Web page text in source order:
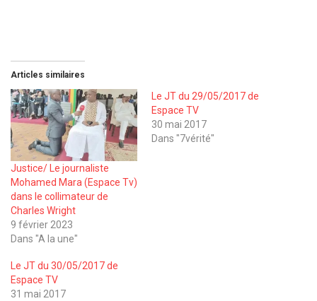
Articles similaires
Justice/ Le journaliste
Mohamed Mara (Espace Tv)
dans le collimateur de
Charles Wright
9 février 2023
Dans "A la une"
Le JT du 29/05/2017 de
Espace TV
30 mai 2017
Dans "7vérité"
Le JT du 30/05/2017 de
Espace TV
31 mai 2017